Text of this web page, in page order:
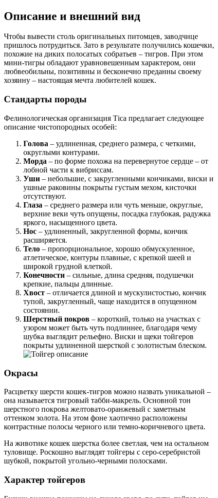
Описание и внешний вид
Чтобы вывести столь оригинальных питомцев, заводчице
пришлось потрудиться. Зато в результате получились кошечки,
похожие на диких полосатых собратьев – тигров. При этом
мини-тигры обладают уравновешенным характером, они
любвеобильны, позитивны и бесконечно преданны своему
хозяину – настоящая мечта любителей кошек.
Стандарты породы
Фелинологическая организация Тiса предлагает следующее
описание чистопородных особей:
Голова – удлиненная, среднего размера, с четкими,
округлыми контурами.
Морда – по форме похожа на перевернутое сердце – от
лобной части к вибриссам.
Уши – небольшие, с закругленными кончиками, виски и
ушные раковины покрыты густым мехом, кисточки
отсутствуют.
Глаза – среднего размера или чуть меньше, округлые,
верхние веки чуть опущены, посадка глубокая, радужка
яркого, насыщенного цвета.
Нос – удлиненный, закругленной формы, кончик
расширяется.
Тело – пропорциональное, хорошо обмускуленное,
атлетическое, контуры плавные, с крепкой шеей и
широкой грудной клеткой.
Конечности – сильные, длина средняя, подушечки
крепкие, пальцы длинные.
Хвост – отличается длиной и мускулистостью, кончик
тупой, закругленный, чаще находится в опущенном
состоянии.
Шерстный покров – короткий, только на участках с
узором может быть чуть подлиннее, благодаря чему
шубка выглядит рельефно. Виски и щеки тойгеров
покрыты удлиненной шерсткой с золотистым блеском.
Окрасы
Расцветку шерсти кошек-тигров можно назвать уникальной –
она называется тигровый табби-макрель. Основной тон
шерстного покрова желтовато-оранжевый с заметным
оттенком золота. На этом фоне хаотично расположены
контрастные полосы черного или темно-коричневого цвета.
На животике кошек шерстка более светлая, чем на остальном
туловище. Роскошно выглядят тойгеры с серо-серебристой
шубкой, покрытой угольно-черными полосками.
Характер тойгеров